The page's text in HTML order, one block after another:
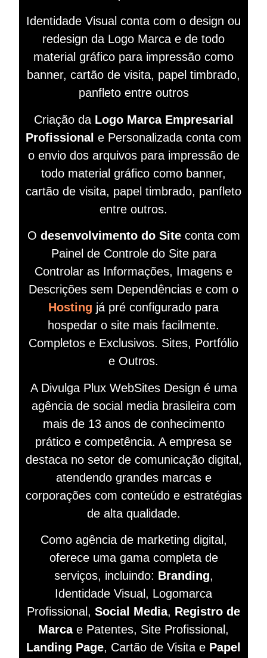
Identidade Visual conta com o design ou
redesign da Logo Marca e de todo
material gráfico para impressão como
banner, cartão de visita, papel timbrado,
panfleto entre outros
Criação da Logo Marca Empresarial
Profissional e Personalizada conta com
o envio dos arquivos para impressão de
todo material gráfico como banner,
cartão de visita, papel timbrado, panfleto
entre outros.
O desenvolvimento do Siteconta com
Painel de Controle do Site para
Controlar as Informações, Imagens e
Descrições sem Dependências e com o
Hosting já pré configurado para
hospedar o site mais facilmente.
Completos e Exclusivos. Sites, Portfólio
e Outros.
A Divulga Plux WebSites Design é uma
agência de social media brasileira com
mais de 13 anos de conhecimento
prático e competência. A empresa se
destaca no setor de comunicação digital,
atendendo grandes marcas e
corporações com conteúdo e estratégias
de alta qualidade.
Como agência de marketing digital,
oferece uma gama completa de
serviços, incluindo: Branding,
Identidade Visual, Logomarca
Profissional, Social Media, Registro de
Marca e Patentes, Site Profissional,
Landing Page, Cartão de Visita e Papel